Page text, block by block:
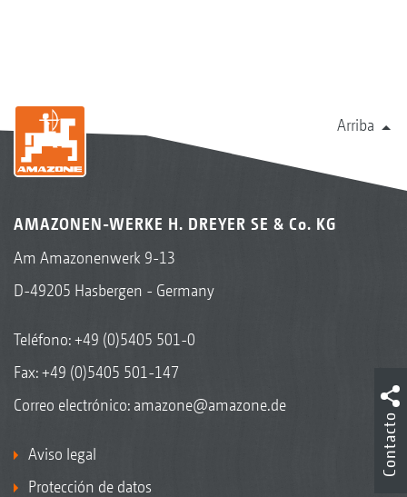
Arriba
AMAZONEN-WERKE H. DREYER SE & Co. KG
Am Amazonenwerk 9-13
D-49205 Hasbergen - Germany
Teléfono:+49 (0)5405 501-0
Fax: +49 (0)5405 501-147
Correo electrónico: amazone@amazone.de
Aviso legal
Protección de datos
Contacto